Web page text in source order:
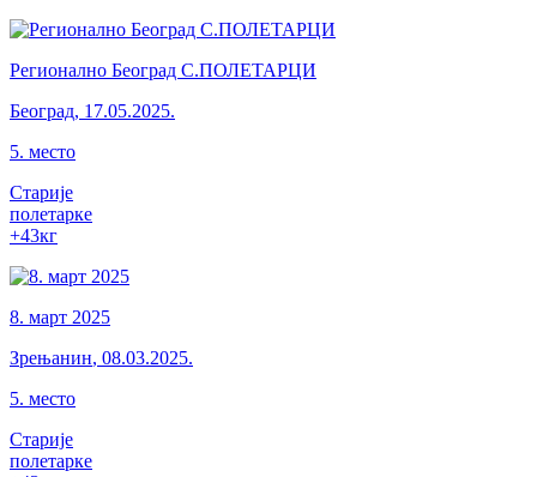
Регионално Београд С.ПОЛЕТАРЦИ
Београд, 17.05.2025.
5. место
Старије
полетарке
+43кг
8. март 2025
Зрењанин, 08.03.2025.
5. место
Старије
полетарке